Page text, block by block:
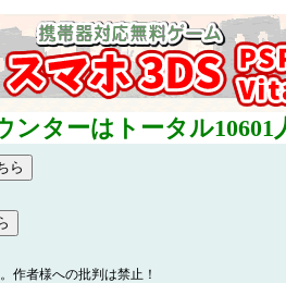
ンターはトータル10601
作者様への批判は禁止！